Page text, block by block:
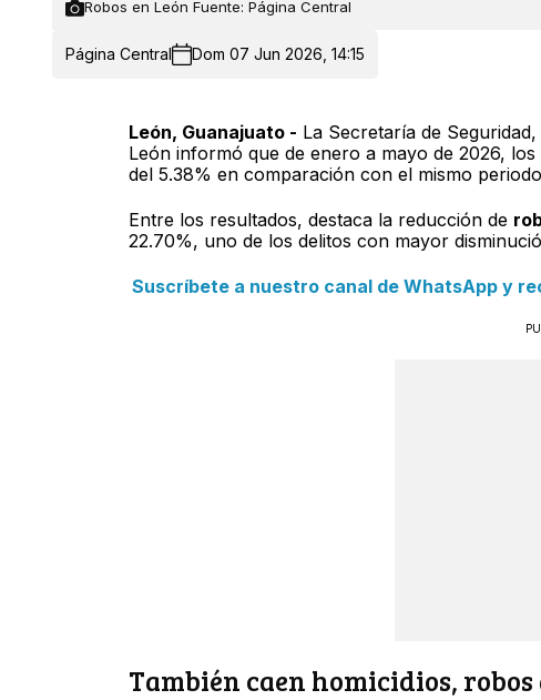
Robos en León Fuente: Página Central
Página Central Dom 07 Jun 2026, 14:15
León, Guanajuato - La Secretaría de
León informó que de enero a mayo de 2026, los
del 5.38% en comparación con el mismo
Entre los resultados, destaca la reducción de
22.70%, uno de los delitos con mayor
Suscríbete a nuestro canal de WhatsApp y
También caen homicidios,